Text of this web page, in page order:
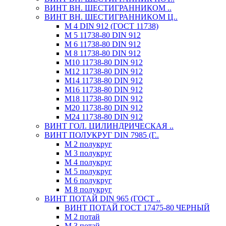
ВИНТ ВН. ШЕСТИГРАННИКОМ ..
ВИНТ ВН. ШЕСТИГРАННИКОМ Ц..
М 4 DIN 912 (ГОСТ 11738)
М 5 11738-80 DIN 912
М 6 11738-80 DIN 912
М 8 11738-80 DIN 912
М10 11738-80 DIN 912
М12 11738-80 DIN 912
М14 11738-80 DIN 912
М16 11738-80 DIN 912
М18 11738-80 DIN 912
М20 11738-80 DIN 912
М24 11738-80 DIN 912
ВИНТ ГОЛ. ЦИЛИНДРИЧЕСКАЯ ..
ВИНТ ПОЛУКРУГ DIN 7985 (Г..
М 2 полукруг
М 3 полукруг
М 4 полукруг
М 5 полукруг
М 6 полукруг
М 8 полукруг
ВИНТ ПОТАЙ DIN 965 (ГОСТ ..
ВИНТ ПОТАЙ ГОСТ 17475-80 ЧЕРНЫЙ
М 2 потай